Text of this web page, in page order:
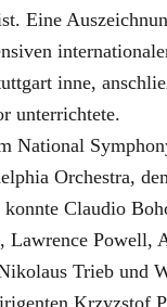
Eine
inne,
unterrichtete.
National
Orchestra,
Claudio
Powell,
Trieb und
Krzyzstof